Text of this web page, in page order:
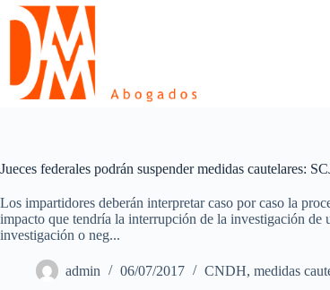
Skip
content
Jueces federales podrán suspender medidas cautelares:
Los impartidores deberán interpretar caso por caso la
impacto que tendría la interrupción de la investigación
investigación o neg...
admin 06/07/2017 CNDH, medidas